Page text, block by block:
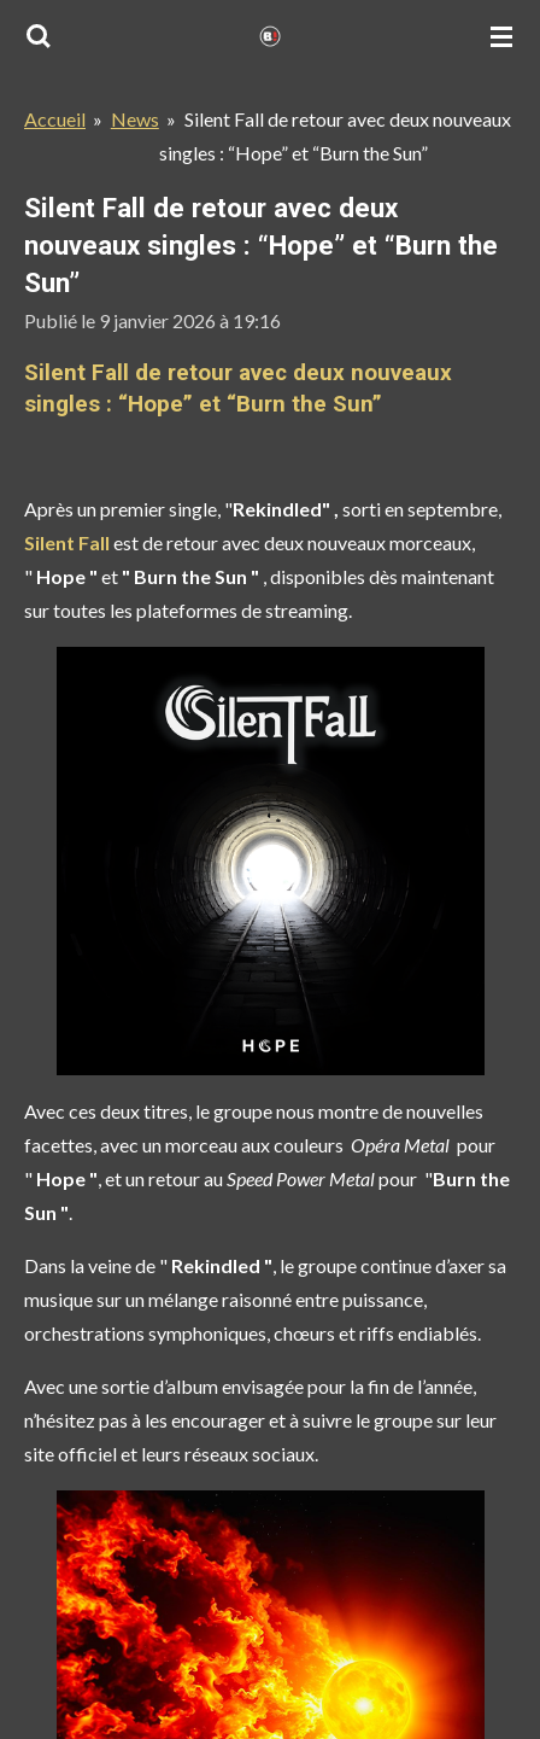
Passer
principal
Accueil » News » Silent Fall de retour avec deux nouveaux
singles : “Hope” et “Burn the Sun”
Silent Fall de retour avec deux
nouveaux singles : “Hope” et “Burn the
Sun”
Publié le 9 janvier 2026 à 19:16
Silent Fall de retour avec deux nouveaux
singles : “Hope” et “Burn the Sun”
Après un premier single, "Rekindled" , sorti en septembre,
Silent Fall est de retour avec deux nouveaux morceaux,
" Hope " et " Burn the Sun " , disponibles dès maintenant
sur toutes les plateformes de streaming.
Avec ces deux titres, le groupe nous montre de nouvelles
facettes, avec un morceau aux couleurs Opéra Metal pour
" Hope ", et un retour auSpeed Power Metalpour "Burn the
Sun ".
Dans la veine de " Rekindled ", le groupe continue d’axer sa
musique sur un mélange raisonné entre puissance,
orchestrations symphoniques, chœurs et riffs endiablés.
Avec une sortie d’album envisagée pour la fin de l’année,
n’hésitez pas à les encourager et à suivre le groupe sur leur
site officiel et leurs réseaux sociaux.